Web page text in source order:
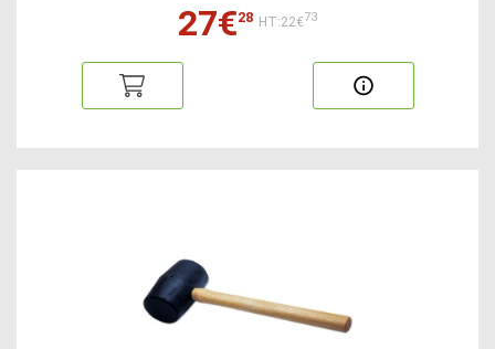
27€28 HT:22€73